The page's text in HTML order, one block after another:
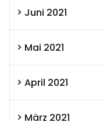
Juni 2021
Mai 2021
April 2021
März 2021